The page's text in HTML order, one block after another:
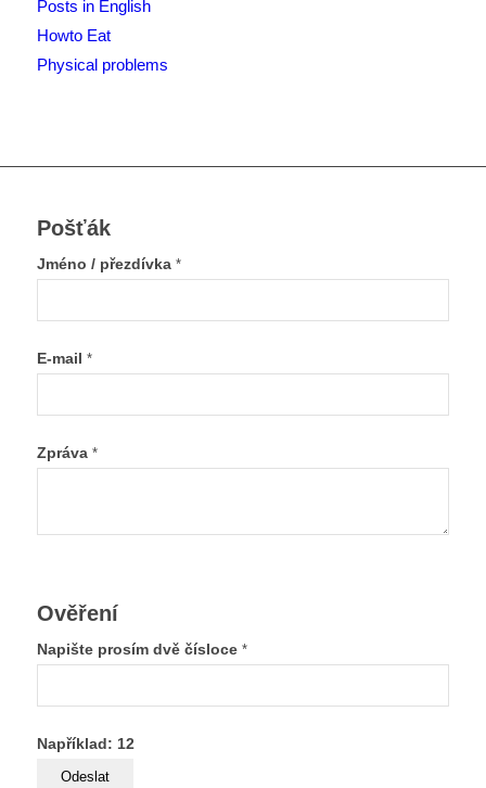
Posts in English
Howto Eat
Physical problems
Pošťák
Jméno / přezdívka *
E-mail *
Zpráva *
Ověření
Napište prosím dvě čísloce *
Například: 12